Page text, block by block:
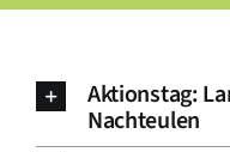
Aktionstag:
Nachteulen